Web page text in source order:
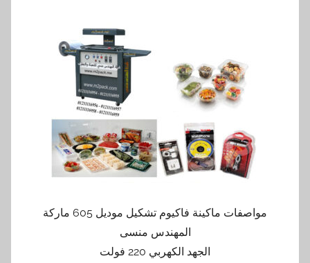
مواصفات ماكينة فاكيوم تشكيل موديل 605 ماركة
المهندس منسى
الجهد الكهربي 220 فولت